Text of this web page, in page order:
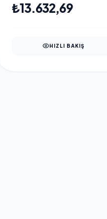
SWITCH
₺13.632,69
HIZLI BAKIŞ